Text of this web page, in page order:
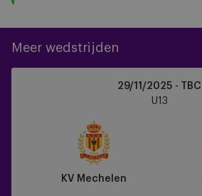
Meer wedstrijden
29/11/2025 - TBC
U13
KV Mechelen